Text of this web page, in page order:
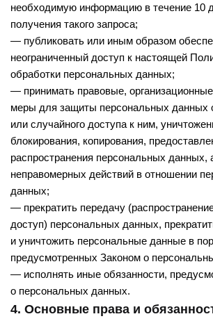
необходимую информацию в течение 10
получения такого запроса;
— публиковать или иным образом
неограниченный доступ к настоящей
обработки персональных данных;
— принимать правовые,
меры для защиты персональных данных
или случайного доступа к ним,
блокирования, копирования,
распространения персональных данных,
неправомерных действий в отношении
данных;
— прекратить передачу
доступ) персональных данных,
и уничтожить персональные данные в
предусмотренных Законом о
— исполнять иные обязанности,
о персональных данных.
4. Основные права и